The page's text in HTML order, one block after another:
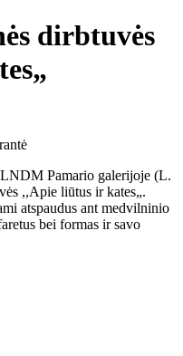
dirbtuvės
Pamario galerijoje (L.
,,Apie liūtus ir kates„.
atspaudus ant medvilninio
bei formas ir savo